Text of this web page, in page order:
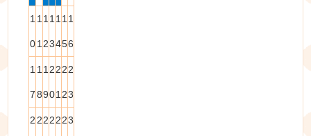
1
0
1
1
1
2
1
3
1
4
1
5
1
6
1
7
1
8
1
9
2
0
2
1
2
2
2
3
2 222223